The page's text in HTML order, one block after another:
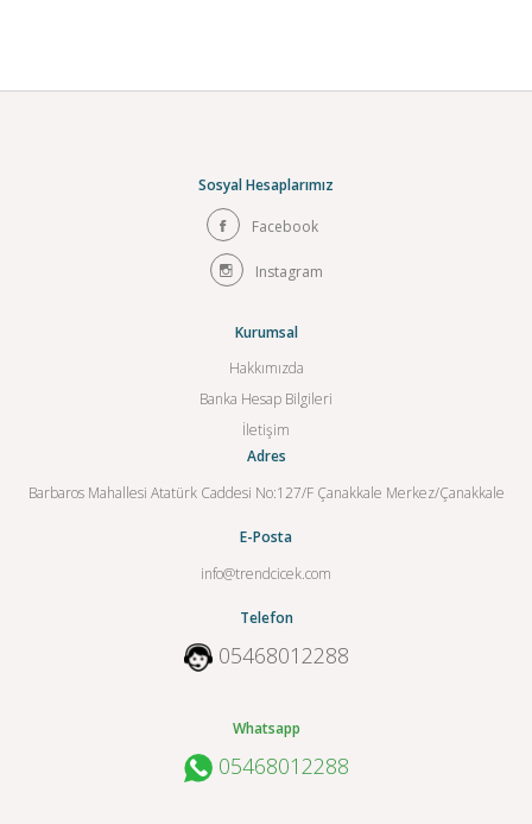
Sosyal Hesaplarımız
Facebook
Instagram
Kurumsal
Hakkımızda
Banka Hesap Bilgileri
İletişim
Adres
Barbaros Mahallesi Atatürk Caddesi No:127/F Çanakkale Merkez/Çanakkale
E-Posta
info@trendcicek.com
Telefon
05468012288
Whatsapp
05468012288